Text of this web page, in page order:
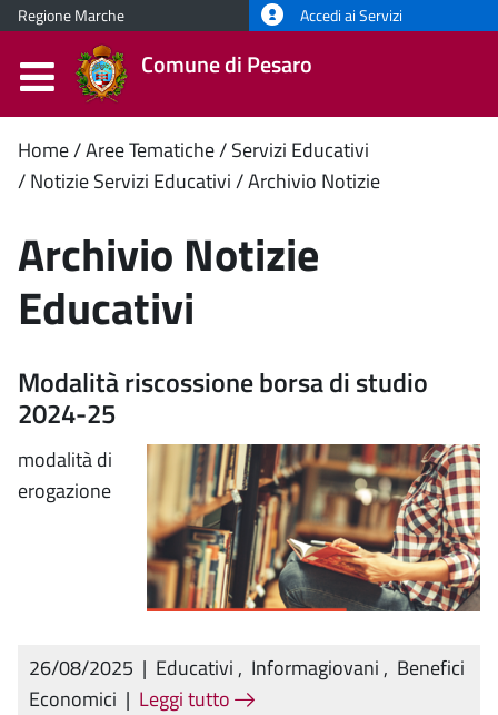
Regione Marche Accedi ai Servizi
Comune di Pesaro
Contenuto
Home Aree Tematiche Servizi Educativi
Notizie Servizi Educativi Archivio Notizie
Archivio Notizie
Educativi
Modalità riscossione borsa di studio
2024-25
modalità di
erogazione
26/08/2025 | Educativi , Informagiovani , Benefici
Economici | Leggi tutto